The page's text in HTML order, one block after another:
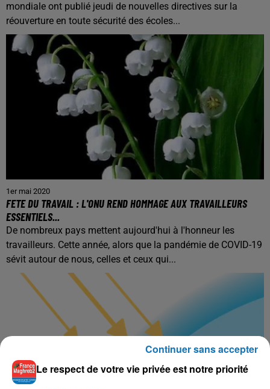
mondiale ont publié jeudi de nouvelles directives sur la
réouverture en toute sécurité des écoles...
1er mai 2020
FETE DU TRAVAIL : L'ONU REND HOMMAGE AUX TRAVAILLEURS
ESSENTIELS...
De nombreux pays mettent aujourd'hui à l'honneur les
travailleurs. Cette année, alors que la pandémie de COVID-19
sévit autour de nous, celles et ceux qui...
Le respect de votre vie privée est notre priorité
Continuer sans accepter